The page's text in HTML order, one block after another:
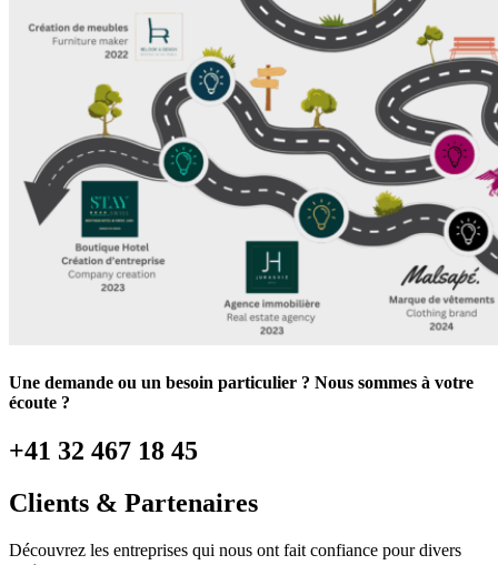
Une demande ou un besoin particulier ? Nous sommes à votre
écoute ?
+41 32 467 18 45
Clients & Partenaires
Découvrez les entreprises qui nous ont fait confiance pour divers